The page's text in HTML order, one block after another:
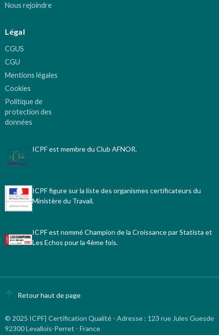
Nous rejoindre
Légal
CGUS
CGU
Mentions légales
Cookies
Politique de
protection des
données
ICPF est membre du Club AFNOR.
ICPF figure sur la liste des organismes certificateurs du
Ministère du Travail.
ICPF est nommé Champion de la Croissance par Statista et
Les Echos pour la 4ème fois.
Retour haut de page
© 2025 ICPF| Certification Qualité - Adresse : 123 rue Jules Guesde
92300 Levallois-Perret - France